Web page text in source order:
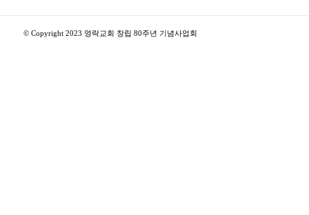
© Copyright 2023 영락교회 창립 80주년 기념사업회